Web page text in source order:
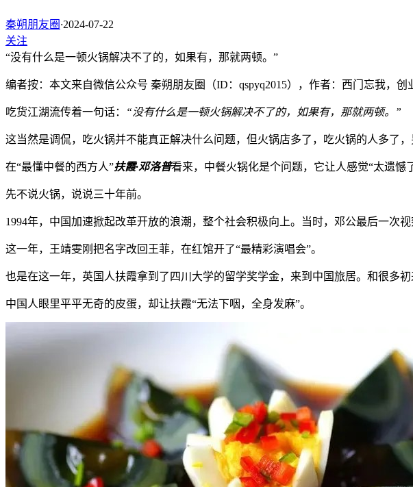
秦朔朋友圈 ·2024-07-22
关注
“没有什么是一顿火锅解决不了的，如果有，那就两顿。”
编者按：本文来自微信公众号 秦朔朋友圈（ID：qspyq2015），作者：西门忘我，创
吃货江湖流传着一句话： “没有什么是一顿火锅解决不了的，如果有，那就两顿。”
这当然是调侃，吃火锅并不能真正解决什么问题，但火锅店多了，吃火锅的人多了
在“最懂中餐的西方人”扶霞·邓洛普看来，中餐火锅化是个问题，它让人感觉“太遗憾了
先不说火锅，说说三十年前。
1994年，中国加速掀起改革开放的浪潮，整个社会积极向上。当时，邓公最后一次
这一年，王靖雯刚把名字改回王菲，在红馆开了“最精彩演唱会”。
也是在这一年，英国人扶霞拿到了四川大学的留学奖学金，来到中国旅居。和很多
中国人眼里平平无奇的皮蛋，却让扶霞“无法下咽，全身发麻”。